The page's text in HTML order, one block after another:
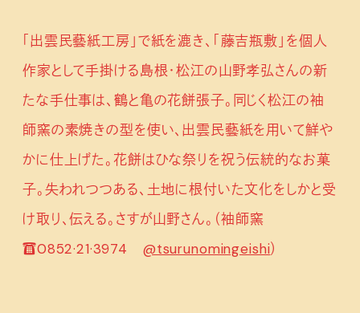
「出雲民藝紙工房」で紙を漉き、「藤吉瓶敷」を個人
作家として手掛ける島根・松江の山野孝弘さんの新
たな手仕事は、鶴と亀の花餅張子。同じく松江の袖
師窯の素焼きの型を使い、出雲民藝紙を用いて鮮や
かに仕上げた。花餅はひな祭りを祝う伝統的なお菓
子。失われつつある、土地に根付いた文化をしかと受
け取り、伝える。さすが山野さん。（袖師窯
☎0852·21·3974 @tsurunomingeishi）